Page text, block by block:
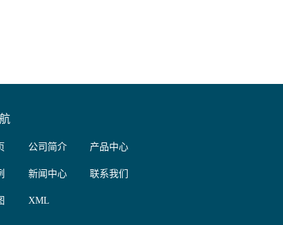
公司简介 产品中心
新闻中心 联系我们
XML